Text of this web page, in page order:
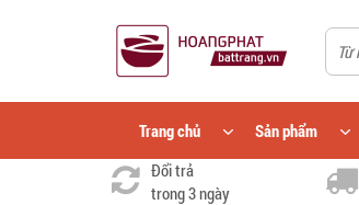
Trang chủ Sản phẩm
Đổi trả
trong 3 ngày